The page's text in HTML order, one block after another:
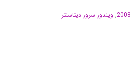
, ویندوز سرور دیتاسنتر